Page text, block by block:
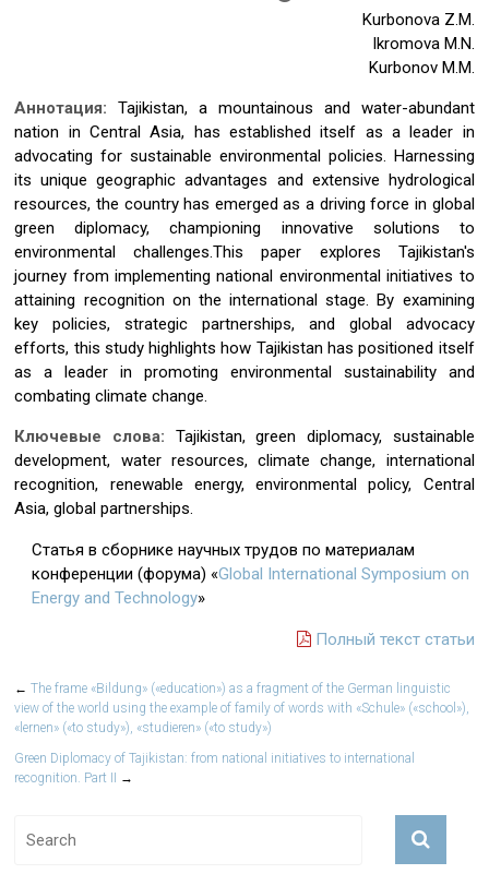
Kurbonova Z.M.
Ikromova M.N.
Kurbonov M.M.
Аннотация:Tajikistan, a mountainous and water-abundant
nation in Central Asia, has established itself as a leader in
advocating for sustainable environmental policies. Harnessing
its unique geographic advantages and extensive hydrological
resources, the country has emerged as a driving force in global
green diplomacy, championing innovative solutions to
environmental challenges.This paper explores Tajikistan's
journey from implementing national environmental initiatives to
attaining recognition on the international stage. By examining
key policies, strategic partnerships, and global advocacy
efforts, this study highlights how Tajikistan has positioned itself
as a leader in promoting environmental sustainability and
combating climate change.
Ключевые слова: Tajikistan, green diplomacy, sustainable
development, water resources, climate change, international
recognition, renewable energy, environmental policy, Central
Asia, global partnerships.
Статья в сборнике научных трудов по материалам
конференции (форума) «Global International Symposium on
Energy and Technology»
Полный текст статьи
← The frame «Bildung» («education») as a fragment of the German linguistic
view of the world using the example of family of words with «Schule» («school»),
«lernen» («to study»), «studieren» («to study»)
Green Diplomacy of Tajikistan: from national initiatives to international
recognition. Part II
→